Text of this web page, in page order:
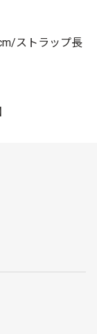
ストラップ長